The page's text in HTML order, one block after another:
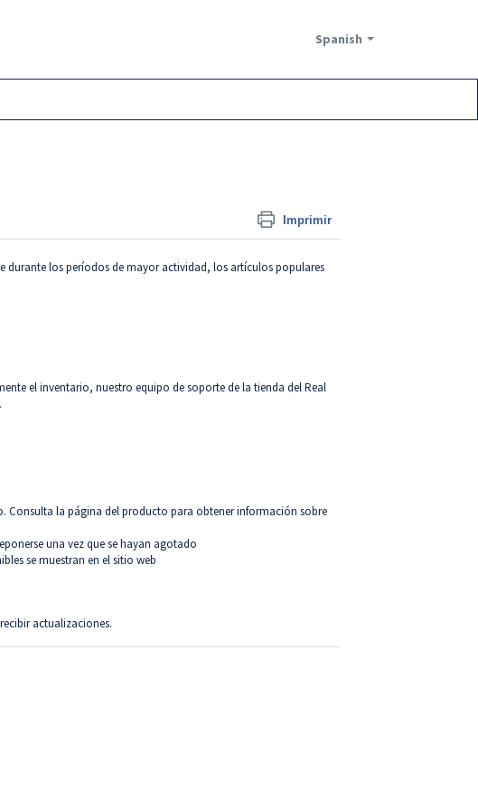
Spanish
Imprimir
los períodos de mayor actividad, los artículos populares
el inventario, nuestro equipo de soporte de la tienda del Real
Consulta la página del producto para obtener información sobre
una vez que se hayan agotado
se muestran en el sitio web
actualizaciones.